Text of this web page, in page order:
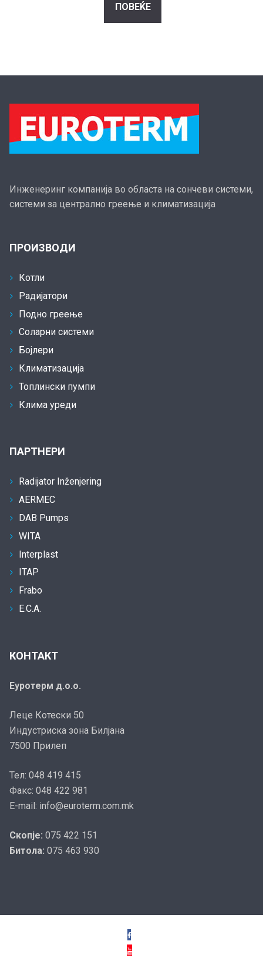
ПОВЕЌЕ
Инженеринг компанија во областа на сончеви системи,
системи за централно греење и климатизација
ПРОИЗВОДИ
Котли
Радијатори
Подно греење
Соларни системи
Бојлери
Климатизација
Топлински пумпи
Клима уреди
ПАРТНЕРИ
Radijator Inženjering
AERMEC
DAB Pumps
WITA
Interplast
ITAP
Frabo
E.C.A.
КОНТАКТ
Еуротерм д.о.о.
Леце Котески 50
Индустриска зона Билјана
7500 Прилеп
Тел: 048 419 415
Факс: 048 422 981
E-mail: info@euroterm.com.mk
Скопје: 075 422 151
Битола: 075 463 930